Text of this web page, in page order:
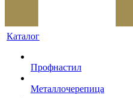
Каталог
Профнастил
Металлочерепица